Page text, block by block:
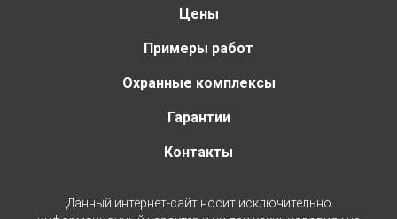
Цены
Примеры работ
Охранные комплексы
Гарантии
Контакты
Данный интернет-сайт носит исключительно